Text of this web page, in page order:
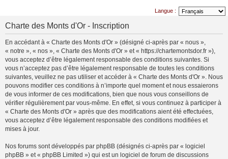
Langue :
Charte des Monts d'Or - Inscription
En accédant à « Charte des Monts d'Or » (désigné ci-après par « nous »,
« notre », « nos », « Charte des Monts d'Or » et « https://chartemontsdor.fr »),
vous acceptez d’être légalement responsable des conditions suivantes. Si
vous n’acceptez pas d’être légalement responsable de toutes les conditions
suivantes, veuillez ne pas utiliser et accéder à « Charte des Monts d'Or ». Nous
pouvons modifier ces conditions à n’importe quel moment et nous essaierons
de vous informer de ces modifications, bien que nous vous conseillons de
vérifier régulièrement par vous-même. En effet, si vous continuez à participer à
« Charte des Monts d'Or » après que des modifications aient été effectuées,
vous acceptez d’être légalement responsable des conditions modifiées et
mises à jour.
Nos forums sont développés par phpBB (désignés ci-après par « logiciel
phpBB » et « phpBB Limited ») qui est un logiciel de forum de discussions